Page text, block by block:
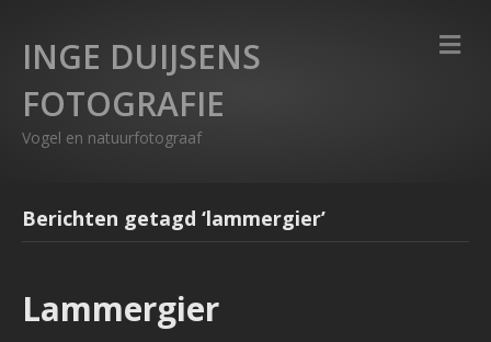
INGE DUIJSENS
FOTOGRAFIE
Vogel en natuurfotograaf
M
e
Berichten getagd ‘lammergier’
Lammergier